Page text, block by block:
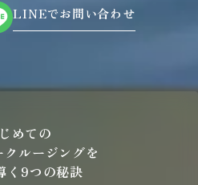
LINEでお問い合わせ
めての
ルージングを
く9つの秘訣